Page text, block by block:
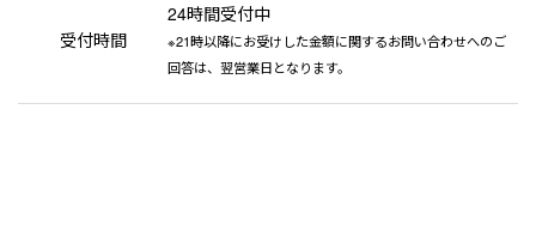
受付時間
24時間受付中
※21時以降にお受けした金額に関するお問い合わせへのご
回答は、翌営業日となります。